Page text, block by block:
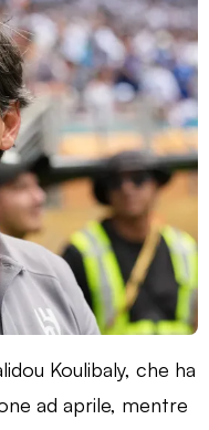
Koulibaly, che ha
ad aprile, mentre